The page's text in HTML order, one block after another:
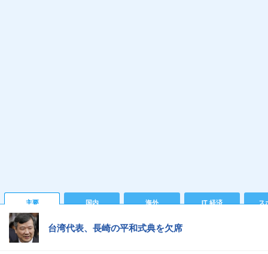
主要 国内 海外 IT 経済 ス
台湾代表、長崎の平和式典を欠席